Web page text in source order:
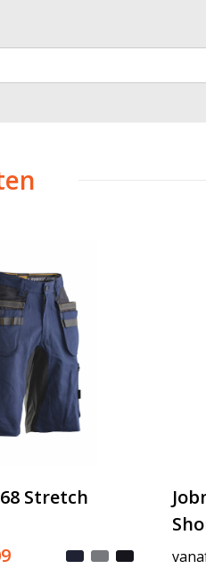
Stretch